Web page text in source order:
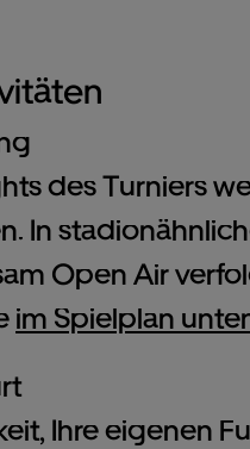
des Turniers
In
Open Air
im Spielplan
Ihre eigenen